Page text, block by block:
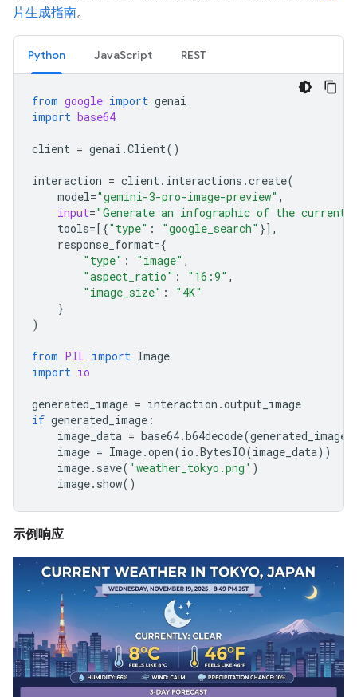
片生成指南。
Python JavaScript REST
from google import genai
import base64
client = genai .Client()
interaction = client. interactions .create(
model="gemini-3-pro-image-preview" ,
input="Generate an infographic of the current
tools=[{"type" : "google_search" }],
response_format={
"type" : "image" ,
"aspect_ratio" : "16:9" ,
"image_size" :
"4K"
}
)
from PIL import Image
import io
generated_image = interaction .output_image
if generated_image :
image_data = base64.b64decode(generated_image
image = Image.open(io .BytesIO(image_data))
image. save( 'weather_tokyo.png' )
image. show()
示例响应